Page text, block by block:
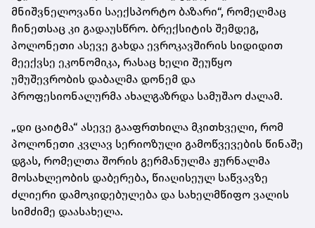
მნიშვნელოვანი საექსპორტო ბაზარი“, რომელმაც
ჩინეთსაც კი გადაუსწრო. ბრექსიტის შემდეგ,
პოლონეთი ასევე გახდა ევროკავშირის სიდიდით
მეექვსე ეკონომიკა, რასაც ხელი შეუწყო
უმუშევრობის დაბალმა დონემ და
პროფესიონალურმა ახალგაზრდა სამუშაო ძალამ.
„დი ცაიტმა“ ასევე გააფრთხილა მკითხველი, რომ
პოლონეთი კვლავ სერიოზული გამოწვევების წინაშე
დგას, რომელთა შორის გერმანულმა ჟურნალმა
მოსახლეობის დაბერება, წიაღისეულ საწვავზე
ძლიერი დამოკიდებულება და სახელმწიფო ვალის
სიმძიმე დაასახელა.